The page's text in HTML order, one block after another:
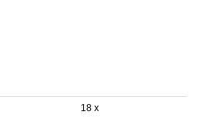
18 x